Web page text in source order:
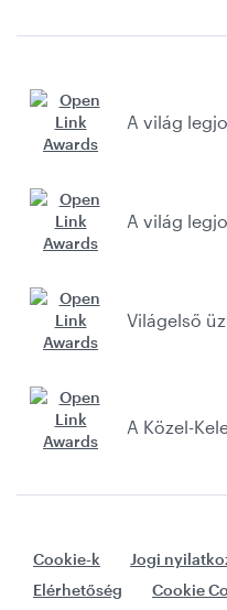
A világ
A világ
Világelső
A Közel-
Cookie-k Jogi
Elérhetőség
Cookie